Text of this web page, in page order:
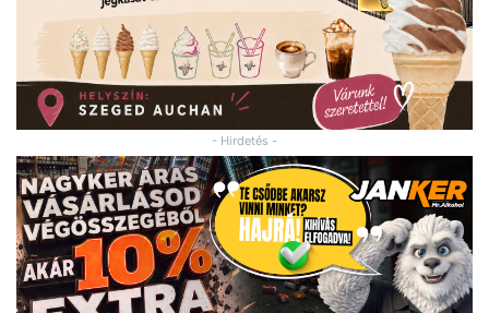
- Hirdetés -